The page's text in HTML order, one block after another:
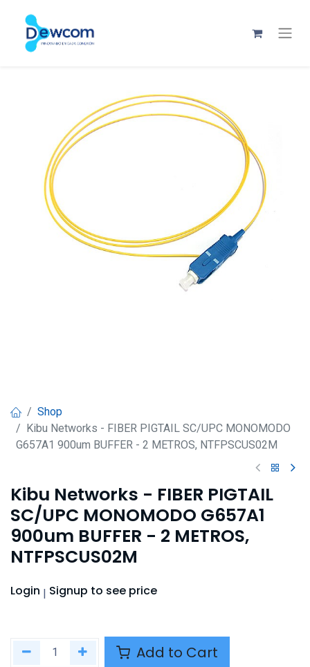
Shop
Kibu Networks - FIBER PIGTAIL SC/UPC MONOMODO
G657A1 900um BUFFER - 2 METROS, NTFPSCUS02M
Kibu Networks - FIBER PIGTAIL
SC/UPC MONOMODO G657A1
900um BUFFER - 2 METROS,
NTFPSCUS02M
Login | Signup to see price
Add to Cart